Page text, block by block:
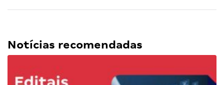
Notícias recomendadas